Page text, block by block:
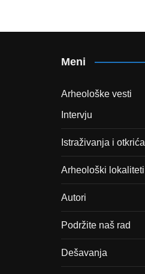
Meni
Arheološke vesti
Intervju
Istraživanja i otkrića
Arheološki lokaliteti
Autori
Podržite naš rad
Dešavanja